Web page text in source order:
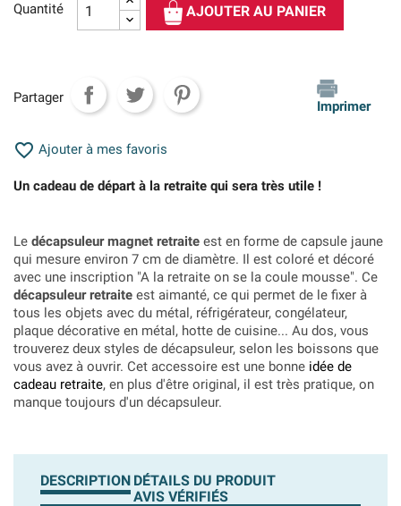
Quantité AJOUTER AU PANIER
Partager
Imprimer
 Ajouter à mes favoris
Un cadeau de départ à la retraite qui sera très utile !
Le décapsuleur magnet retraite est en forme de capsule jaune
qui mesure environ 7 cm de diamètre. Il est coloré et décoré
avec une inscription "A la retraite on se la coule mousse". Ce
décapsuleur retraite est aimanté, ce qui permet de le fixer à
tous les objets avec du métal, réfrigérateur, congélateur,
plaque décorative en métal, hotte de cuisine... Au dos, vous
trouverez deux styles de décapsuleur, selon les boissons que
vous avez à ouvrir. Cet accessoire est une bonne idée de
cadeau retraite, en plus d'être original, il est très pratique, on
manque toujours d'un décapsuleur.
DESCRIPTION DÉTAILS DU PRODUIT
AVIS VÉRIFIÉS